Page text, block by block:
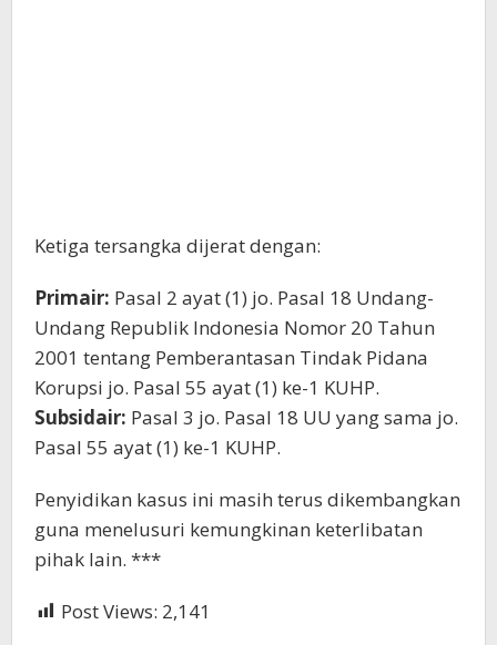
Ketiga tersangka dijerat dengan:
Primair: Pasal 2 ayat (1) jo. Pasal 18 Undang-
Undang Republik Indonesia Nomor 20 Tahun
2001 tentang Pemberantasan Tindak Pidana
Korupsi jo. Pasal 55 ayat (1) ke-1 KUHP.
Subsidair: Pasal 3 jo. Pasal 18 UU yang sama jo.
Pasal 55 ayat (1) ke-1 KUHP.
Penyidikan kasus ini masih terus dikembangkan
guna menelusuri kemungkinan keterlibatan
pihak lain. ***
Post Views: 2,141